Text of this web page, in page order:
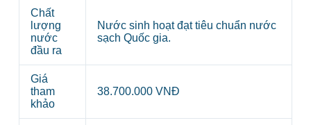
Chất
lượng
nước
đầu ra
Nước sinh hoạt đạt tiêu chuẩn nước
sạch Quốc gia.
Giá
tham
khảo
38.700.000 VNĐ